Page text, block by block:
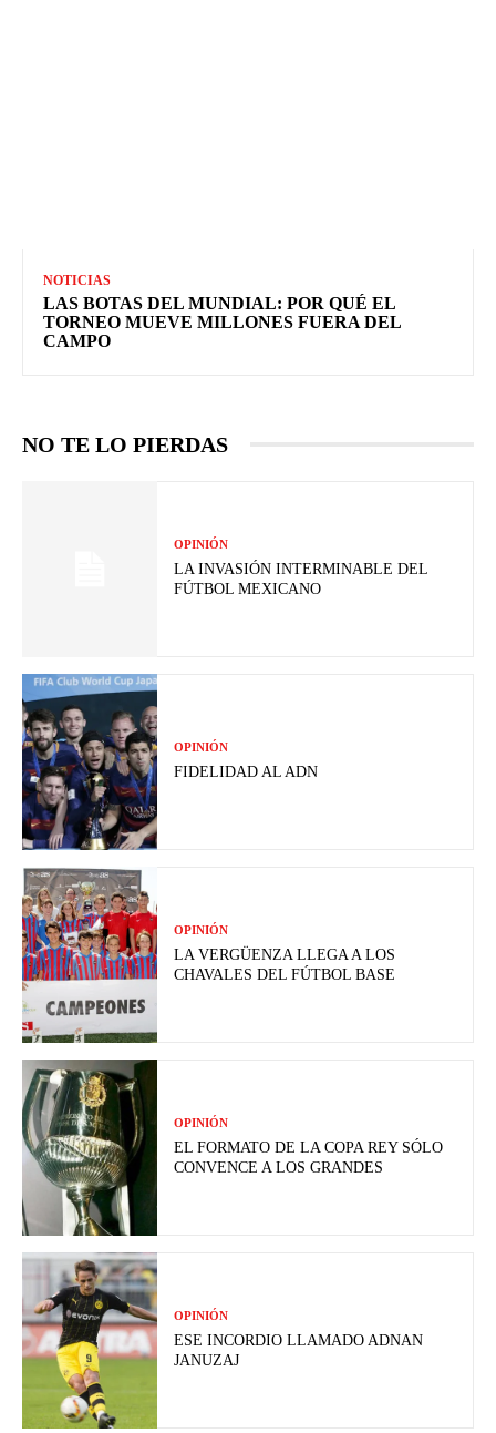
NOTICIAS
LAS BOTAS DEL MUNDIAL: POR QUÉ EL
TORNEO MUEVE MILLONES FUERA DEL
CAMPO
NO TE LO PIERDAS
OPINIÓN
LA INVASIÓN INTERMINABLE DEL
FÚTBOL MEXICANO
OPINIÓN
FIDELIDAD AL ADN
OPINIÓN
LA VERGÜENZA LLEGA A LOS
CHAVALES DEL FÚTBOL BASE
OPINIÓN
EL FORMATO DE LA COPA REY SÓLO
CONVENCE A LOS GRANDES
OPINIÓN
ESE INCORDIO LLAMADO ADNAN
JANUZAJ